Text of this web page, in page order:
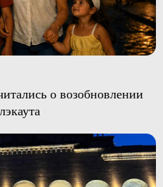
о возобновлении